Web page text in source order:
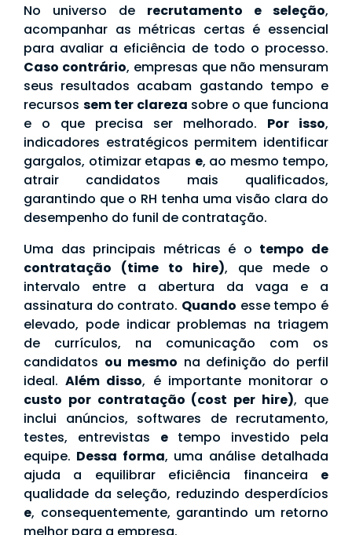
No universo de recrutamento e seleção,
acompanhar as métricas certas é essencial
para avaliar a eficiência de todo o processo.
Caso contrário, empresas que não mensuram
seus resultados acabam gastando tempo e
recursos sem ter clareza sobre o que funciona
e o que precisa ser melhorado. Por isso,
indicadores estratégicos permitem identificar
gargalos, otimizar etapas e, ao mesmo tempo,
atrair candidatos mais qualificados,
garantindo que o RH tenha uma visão clara do
desempenho do funil de contratação.
Uma das principais métricas é o tempo de
contratação (time to hire), que mede o
intervalo entre a abertura da vaga e a
assinatura do contrato. Quando esse tempo é
elevado, pode indicar problemas na triagem
de currículos, na comunicação com os
candidatos ou mesmo na definição do perfil
ideal.Além disso, é importante monitorar o
custo por contratação (cost per hire), que
inclui anúncios, softwares de recrutamento,
testes, entrevistas etempo investido pela
equipe. Dessa forma, uma análise detalhada
ajuda a equilibrar eficiência financeira e
qualidade da seleção, reduzindo desperdícios
e, consequentemente, garantindo um retorno
melhor para a empresa.